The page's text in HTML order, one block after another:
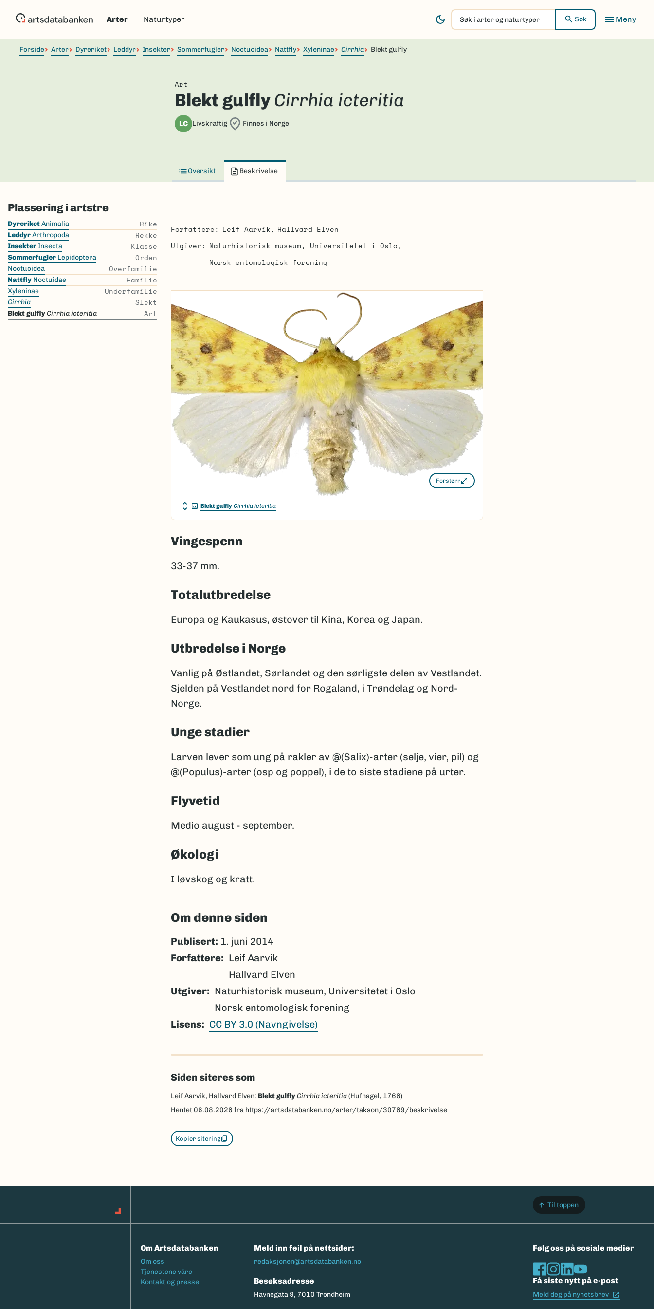
Arter Naturtyper
Søk
i
arter
Søk
Forside Arter Dyreriket Leddyr Insekter Sommerfugler Noctuoidea Nattfly Xyleninae Cirrhia Blekt gulfly
Art
Blekt gulfly Cirrhia icteritia
LC Livskraftig Finnes i Norge
Oversikt Beskrivelse
Plassering i artstre
Skip
the
list
DyreriketAnimalia Rike
LeddyrArthropoda Rekke
InsekterInsecta Klasse
Sommerfugler Lepidoptera Orden
Noctuoidea Overfamilie
Nattfly Noctuidae Familie
Xyleninae Underfamilie
Cirrhia Slekt
Blekt gulflyCirrhia icteritia Art
Forfattere Leif Aarvik
Hallvard Elven
Utgiver
Naturhistorisk museum, Universitetet i Oslo
Norsk entomologisk forening
Forstørr
Blekt gulfly Cirrhia icteritia
Vingespenn
33-37 mm.
Totalutbredelse
Europa og Kaukasus, østover til Kina, Korea og Japan.
Utbredelse i Norge
Vanlig på Østlandet, Sørlandet og den sørligste delen av Vestlandet.
Sjelden på Vestlandet nord for Rogaland, i Trøndelag og Nord-
Norge.
Unge stadier
Larven lever som ung på rakler av @(Salix)-arter (selje, vier, pil) og
@(Populus)-arter (osp og poppel), i de to siste stadiene på urter.
Flyvetid
Medio august - september.
Økologi
I løvskog og kratt.
Om denne siden
Publisert: 1. juni 2014
Forfattere
Leif Aarvik
Hallvard Elven
Utgiver
Naturhistorisk museum, Universitetet i Oslo
Norsk entomologisk forening
Lisens
CC BY 3.0 (Navngivelse)
Siden siteres som
Leif Aarvik, Hallvard Elven: Blekt gulflyCirrhia icteritia(Hufnagel, 1766)
Hentet 06.08.2026 fra https://artsdatabanken.no/arter/takson/30769/beskrivelse
Kopier sitering
Til toppen
Om Artsdatabanken
Footermeny
Om oss
Tjenestene våre
Kontakt og presse
Meld inn feil på nettsider:
redaksjonen@artsdatabanken.no
Besøksadresse
Havnegata 9, 7010 Trondheim
Følg oss på sosiale medier
Få siste nytt på e-post
Meld deg på nyhetsbrev